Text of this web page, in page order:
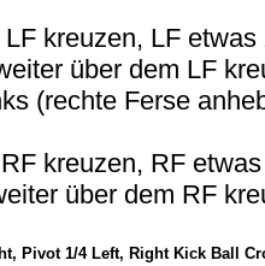
kreuzen, LF etwas
über dem LF
(rechte Ferse
kreuzen, RF
über dem RF
Pivot 1/4 Left, Right Kick Ball